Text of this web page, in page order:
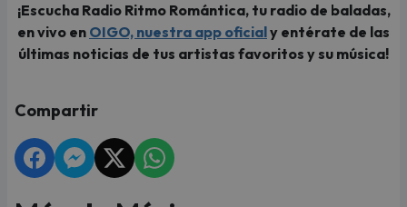
¡Escucha Radio Ritmo Romántica, tu radio de baladas,
en vivo en OIGO, nuestra app oficialy entérate de las
últimas noticias de tus artistas favoritos y su música!
Compartir